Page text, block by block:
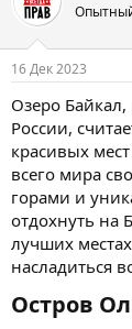
е
м
ы
16 Дек 2023
Озеро
России,
красивых
всего мира
горами и
отдохнуть на
лучших
насладиться
Остров